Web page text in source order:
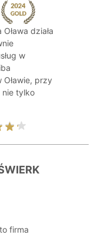
działa
w
przy
nie tylko
firma